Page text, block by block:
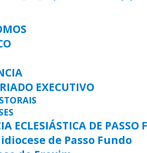
EXECUTIVO
ECLESIÁSTICA DE PASSO
de Passo Fundo